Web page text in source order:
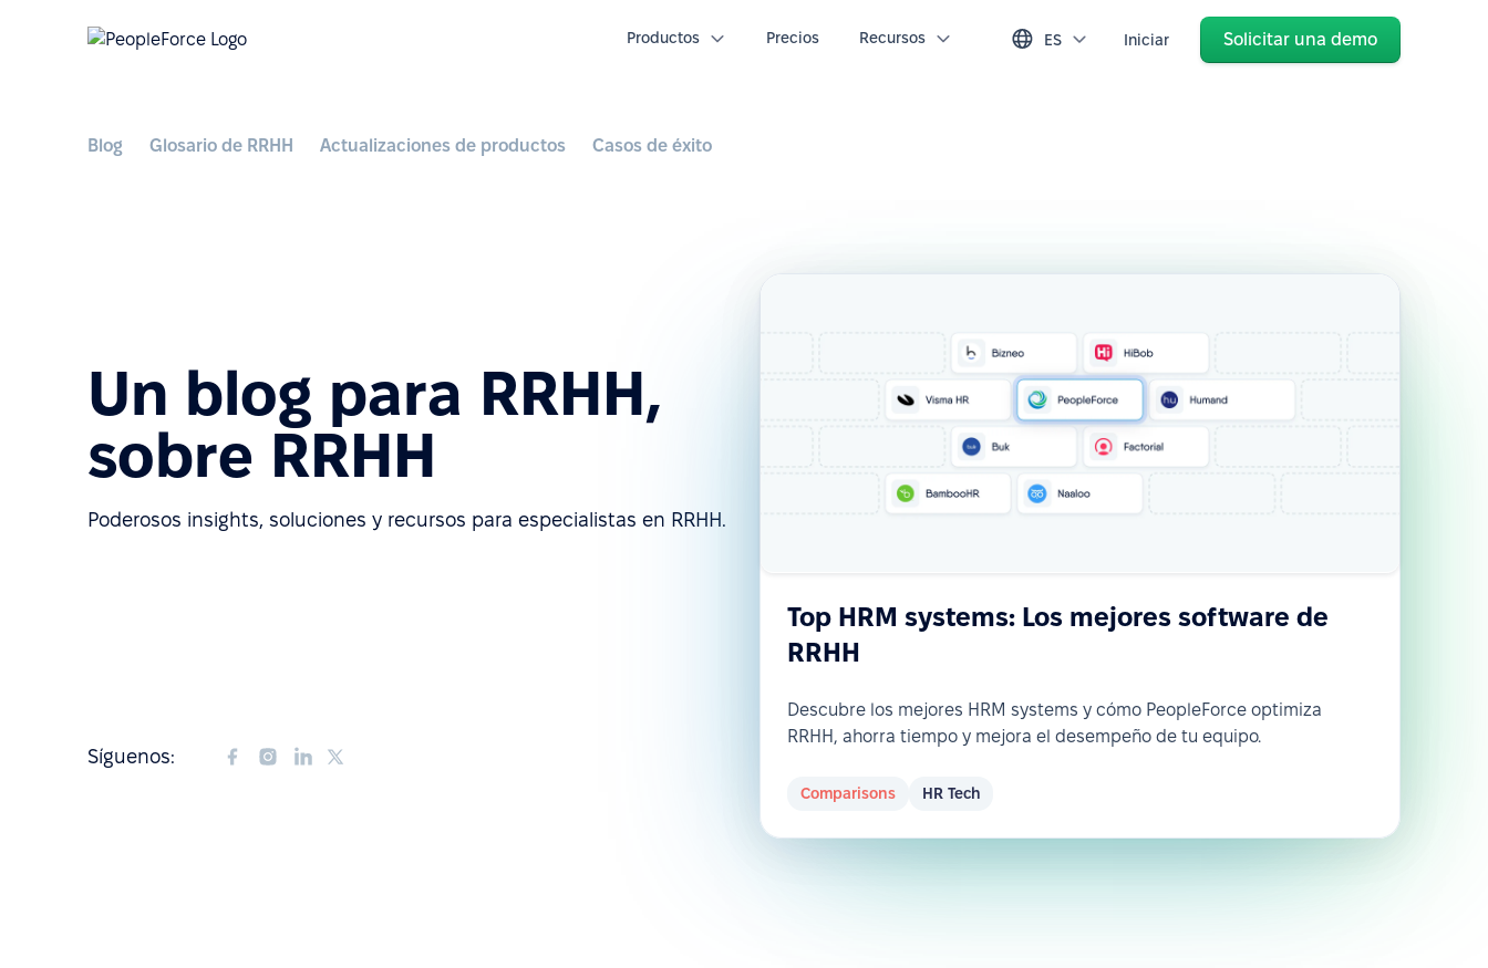
Productos Precios Recursos ES Iniciar Solicitar una demo
Blog Glosario de RRHH Actualizaciones de productos Casos de éxito
Un blog para RRHH,
sobre RRHH
Poderosos insights, soluciones y recursos para especialistas en RRHH.
Síguenos:
Top HRM systems: Los mejores software de
RRHH
Descubre los mejores HRM systems y cómo PeopleForce optimiza
RRHH, ahorra tiempo y mejora el desempeño de tu equipo.
Comparisons HR Tech